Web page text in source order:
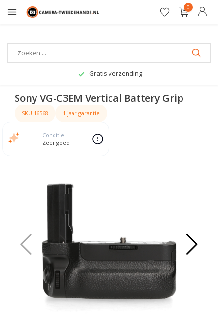
0
Gratis verzending
Sony VG-C3EM Vertical Battery Grip
SKU 16568 1 jaar garantie
Conditie
Zeer goed